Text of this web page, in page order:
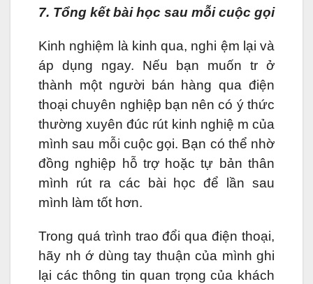
7. Tổng kết bài học sau mỗi cuộc gọi
Kinh nghiệm là kinh qua, nghi ệm lại và
áp dụng ngay. Nếu bạn muốn tr ở
thành một người bán hàng qua điện
thoại chuyên nghiệp bạn nên có ý thức
thường xuyên đúc rút kinh nghiệ m của
mình sau mỗi cuộc gọi. Bạn có thể nhờ
đồng nghiệp hỗ trợ hoặc tự bản thân
mình rút ra các bài học để lần sau
mình làm tốt hơn.
Trong quá trình trao đổi qua điện thoại,
hãy nh ớ dùng tay thuận của mình ghi
lại các thông tin quan trọng của khách